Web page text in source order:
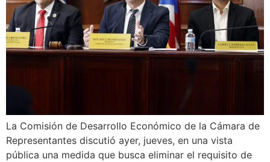
La Comisión de Desarrollo Económico de la Cámara de
Representantes discutió ayer, jueves, en una vista
pública una medida que busca eliminar el requisito de